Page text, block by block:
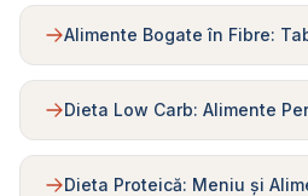
Alimente Bogate în Fibre:
Dieta Low Carb: Alimente
Dieta Proteică: Meniu și